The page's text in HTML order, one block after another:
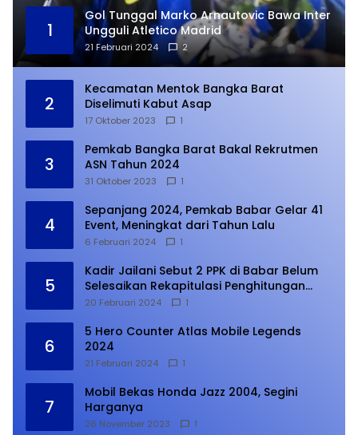
1
Gol Tunggal Marko Arnautovic Bawa Inter
Ungguli Atletico Madrid
21 Februari 2024 2
2
Kecamatan Mentok Bangka Barat
Diselimuti Kabut Asap
17 Oktober 2023 1
3
Pemkab Bangka Barat Bakal Rekrutmen
ASN Tahun 2024
31 Oktober 2023 1
4
Sepanjang 2024, Pemkab Babar Gelar 41
Event, Meningkat dari Tahun Lalu
6 Februari 2024 1
5
Kadir Jailani Sebut 2 PPK di Babar Belum
Selesaikan Rekapitulasi Penghitungan
Suara
20 Februari 2024 1
6
5 Hero Counter Atlas Mobile Legends
2024
21 Februari 2024 1
7
Mobil Bekas Honda Jazz 2004, Segini
Harganya
26 November 2023 1